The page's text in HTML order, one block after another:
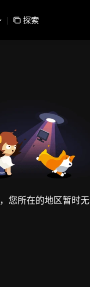
| 探索
您所在的地区暂时